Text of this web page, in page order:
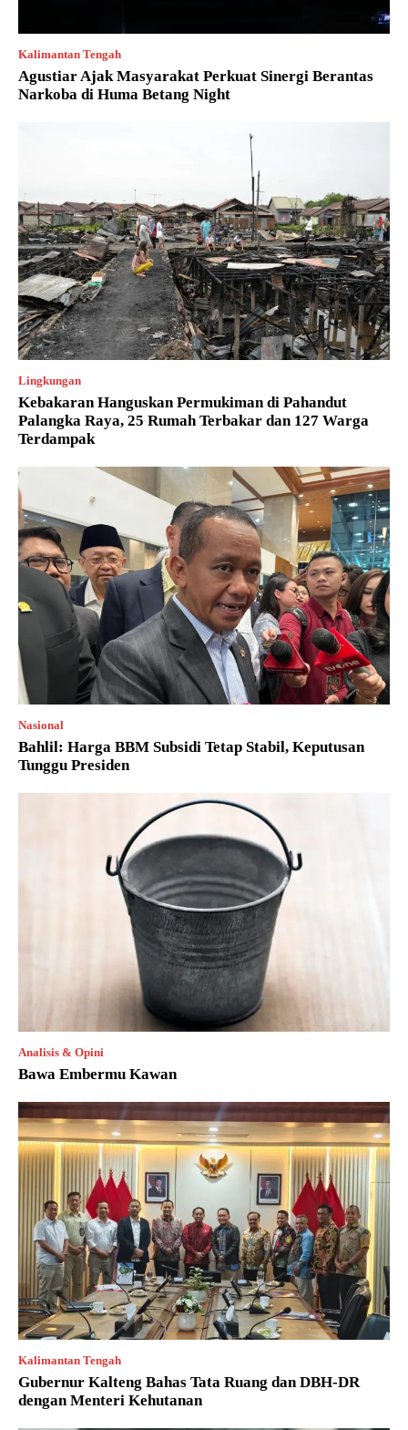
Kalimantan Tengah
Agustiar Ajak Masyarakat Perkuat Sinergi Berantas
Narkoba di Huma Betang Night
Lingkungan
Kebakaran Hanguskan Permukiman di Pahandut
Palangka Raya, 25 Rumah Terbakar dan 127 Warga
Terdampak
Nasional
Bahlil: Harga BBM Subsidi Tetap Stabil, Keputusan
Tunggu Presiden
Analisis & Opini
Bawa Embermu Kawan
Kalimantan Tengah
Gubernur Kalteng Bahas Tata Ruang dan DBH-DR
dengan Menteri Kehutanan